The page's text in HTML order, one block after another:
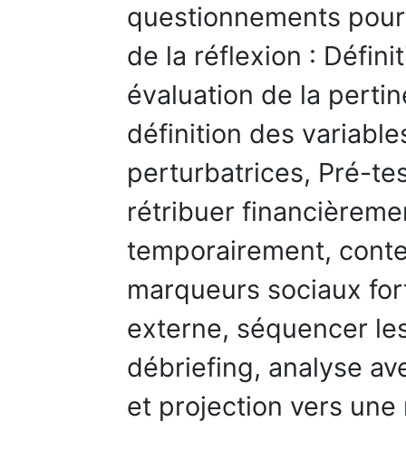
questionnements
de la réflexion :
évaluation de la
définition des
perturbatrices, Pré-
rétribuer
temporairement,
marqueurs sociaux
externe, séquencer
débriefing, analyse
et projection vers